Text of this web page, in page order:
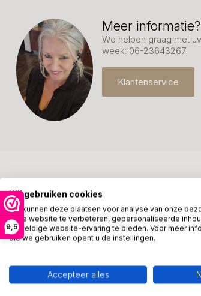
9,5
Meer informatie?
We helpen graag met
week: 06-23643267
Klantenservice
Kunstpakket Nederland
Adresgegevens:
Ambachtsweg 46
Wij gebruiken cookies
We kunnen deze plaatsen voor analyse van onze
onze website te verbeteren, gepersonaliseerde
geweldige website-ervaring te bieden. Voor meer
die we gebruiken opent u de instellingen.
Accepteer alles